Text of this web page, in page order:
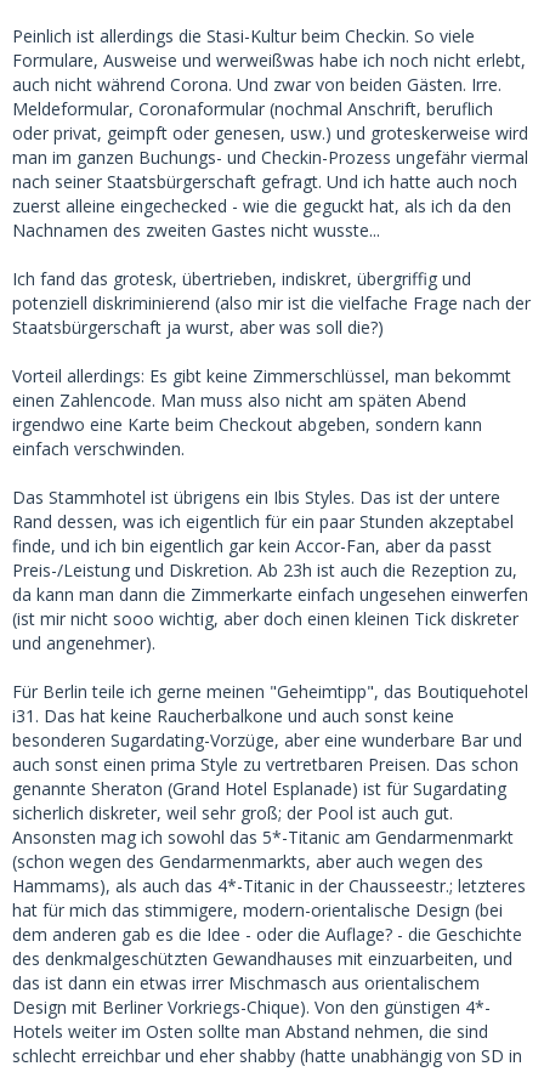
Peinlich ist allerdings die Stasi-Kultur beim Checkin. So viele
Formulare, Ausweise und werweißwas habe ich noch nicht erlebt,
auch nicht während Corona. Und zwar von beiden Gästen. Irre.
Meldeformular, Coronaformular (nochmal Anschrift, beruflich
oder privat, geimpft oder genesen, usw.) und groteskerweise wird
man im ganzen Buchungs- und Checkin-Prozess ungefähr viermal
nach seiner Staatsbürgerschaft gefragt. Und ich hatte auch noch
zuerst alleine eingechecked - wie die geguckt hat, als ich da den
Nachnamen des zweiten Gastes nicht wusste...
Ich fand das grotesk, übertrieben, indiskret, übergriffig und
potenziell diskriminierend (also mir ist die vielfache Frage nach der
Staatsbürgerschaft ja wurst, aber was soll die?)
Vorteil allerdings: Es gibt keine Zimmerschlüssel, man bekommt
einen Zahlencode. Man muss also nicht am späten Abend
irgendwo eine Karte beim Checkout abgeben, sondern kann
einfach verschwinden.
Das Stammhotel ist übrigens ein Ibis Styles. Das ist der untere
Rand dessen, was ich eigentlich für ein paar Stunden akzeptabel
finde, und ich bin eigentlich gar kein Accor-Fan, aber da passt
Preis-/Leistung und Diskretion. Ab 23h ist auch die Rezeption zu,
da kann man dann die Zimmerkarte einfach ungesehen einwerfen
(ist mir nicht sooo wichtig, aber doch einen kleinen Tick diskreter
und angenehmer).
Für Berlin teile ich gerne meinen "Geheimtipp", das Boutiquehotel
i31. Das hat keine Raucherbalkone und auch sonst keine
besonderen Sugardating-Vorzüge, aber eine wunderbare Bar und
auch sonst einen prima Style zu vertretbaren Preisen. Das schon
genannte Sheraton (Grand Hotel Esplanade) ist für Sugardating
sicherlich diskreter, weil sehr groß; der Pool ist auch gut.
Ansonsten mag ich sowohl das 5*-Titanic am Gendarmenmarkt
(schon wegen des Gendarmenmarkts, aber auch wegen des
Hammams), als auch das 4*-Titanic in der Chausseestr.; letzteres
hat für mich das stimmigere, modern-orientalische Design (bei
dem anderen gab es die Idee - oder die Auflage? - die Geschichte
des denkmalgeschützten Gewandhauses mit einzuarbeiten, und
das ist dann ein etwas irrer Mischmasch aus orientalischem
Design mit Berliner Vorkriegs-Chique). Von den günstigen 4*-
Hotels weiter im Osten sollte man Abstand nehmen, die sind
schlecht erreichbar und eher shabby (hatte unabhängig von SD in